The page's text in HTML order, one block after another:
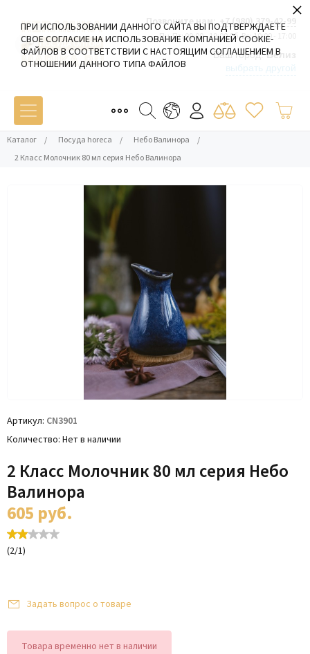
Позвоните нам: +7 (980) 379-42-99
Пн-Пт: 09:00 - 19:00 Сб-Вс: 10:00 - 17:00
Ваш город:Белиз
Каталог / Посуда horeca / Небо Валинора
/
2 Класс Молочник 80 мл серия Небо Валинора
Артикул CN3901
Количество Нет в наличии
2 Класс Молочник 80 мл серия Небо
Валинора
605 руб.
(2/1)
Задать вопрос о товаре
Товара временно нет в наличии
ПРИ ИСПОЛЬЗОВАНИИ ДАННОГО САЙТА ВЫ ПОДТВЕРЖДАЕТЕ
СВОЕ СОГЛАСИЕ НА ИСПОЛЬЗОВАНИЕ КОМПАНИЕЙ COOKIE-
ФАЙЛОВ В СООТВЕТСТВИИ С НАСТОЯЩИМ СОГЛАШЕНИЕМ В
ОТНОШЕНИИ ДАННОГО ТИПА ФАЙЛОВ
×